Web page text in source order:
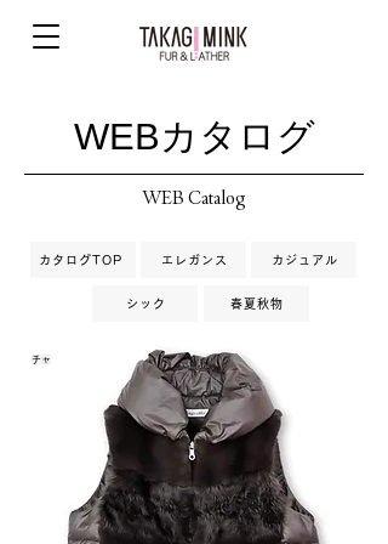
WEBカタログ
WEB Catalog
カタログTOP エレガンス カジュアル
シック 春夏秋物
チャ